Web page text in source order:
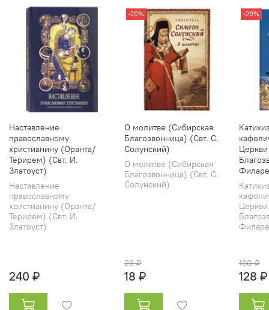
Наставление
православному
христианину (Оранта/
Терирем) (Свт. И.
Златоуст)
Наставление
православному
христианину (Оранта/
Терирем) (Свт. И.
Златоуст)
240 ₽
-20%
О молитве (Сибирская
Благозвонница) (Свт. С.
Солунский)
О молитве (Сибирская
Благозвонница) (Свт. С.
Солунский)
23 ₽
18 ₽
-20%
160 ₽
128 ₽